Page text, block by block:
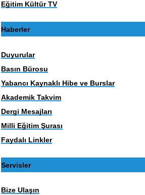
Eğitim Kültür TV
Haberler
Duyurular
Basın Bürosu
Yabancı Kaynaklı Hibe ve Burslar
Akademik Takvim
Dergi Mesajları
Milli Eğitim Şurası
Faydalı Linkler
Servisler
Bize Ulaşın